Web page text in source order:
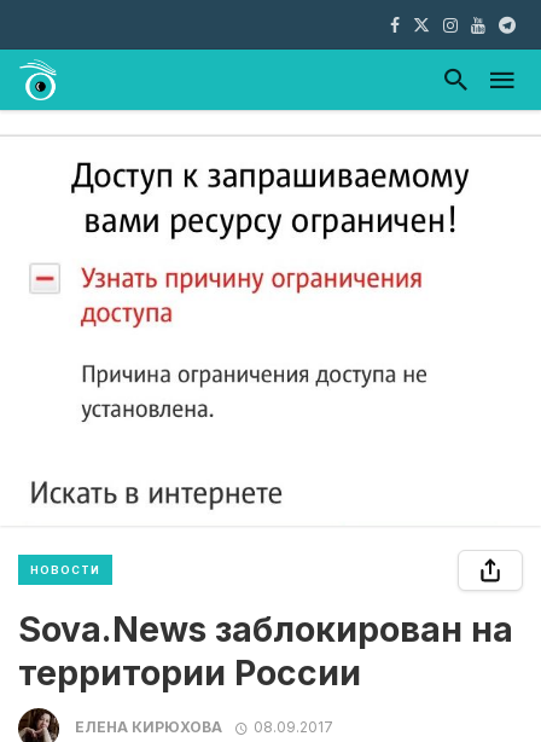
НОВОСТИ
Sova.News заблокирован на
территории России
ЕЛЕНА КИРЮХОВА 08.09.2017